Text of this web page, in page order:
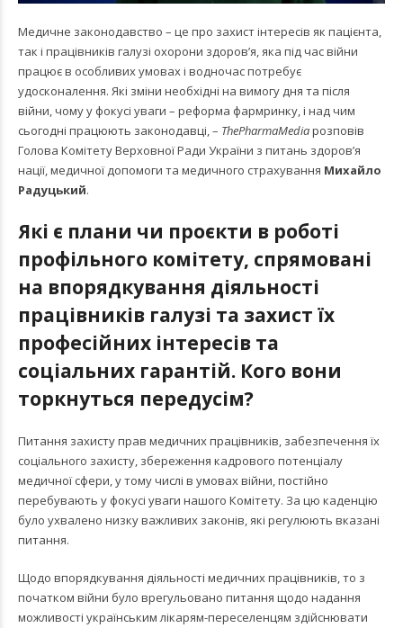
Медичне законодавство – це про захист інтересів як пацієнта,
так і працівників галузі охорони здоров’я, яка під час війни
працює в особливих умовах і водночас потребує
удосконалення. Які зміни необхідні на вимогу дня та після
війни, чому у фокусі уваги – реформа фармринку, і над чим
сьогодні працюють законодавці, – ThePharmaMediaрозповів
Голова Комітету Верховної Ради України з питань здоровʼя
нації, медичної допомоги та медичного страхування Михайло
Радуцький.
Які є плани чи проєкти в роботі
профільного комітету, спрямовані
на впорядкування діяльності
працівників галузі та захист їх
професійних інтересів та
соціальних гарантій. Кого вони
торкнуться передусім?
Питання захисту прав медичних працівників, забезпечення їх
соціального захисту, збереження кадрового потенціалу
медичної сфери, у тому числі в умовах війни, постійно
перебувають у фокусі уваги нашого Комітету. За цю каденцію
було ухвалено низку важливих законів, які регулюють вказані
питання.
Щодо впорядкування діяльності медичних працівників, то з
початком війни було врегульовано питання щодо надання
можливості українським лікарям-переселенцям здійснювати